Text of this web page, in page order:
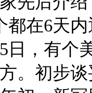
都在6天
日，有个
。 初步